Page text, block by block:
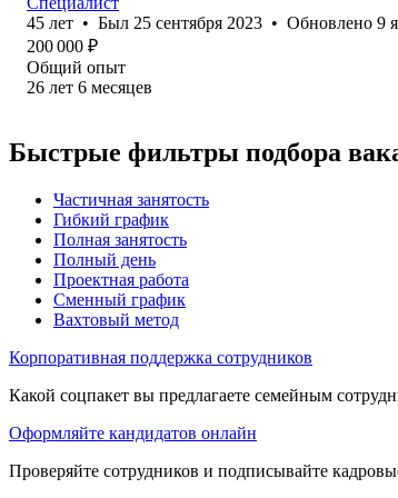
45 лет • Был 25 сентября 2023 • Обновлено 9
200 000 ₽
Общий опыт
26 лет 6 месяцев
Быстрые фильтры подбора
Частичная занятость
Гибкий график
Полная занятость
Полный день
Проектная работа
Сменный график
Вахтовый метод
Корпоративная поддержка сотрудников
Какой соцпакет вы предлагаете семейным
Оформляйте кандидатов онлайн
Проверяйте сотрудников и подписывайте